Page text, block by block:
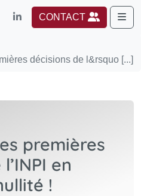
CONTACT
décisions de l&rsquo [...]
premières
en
!